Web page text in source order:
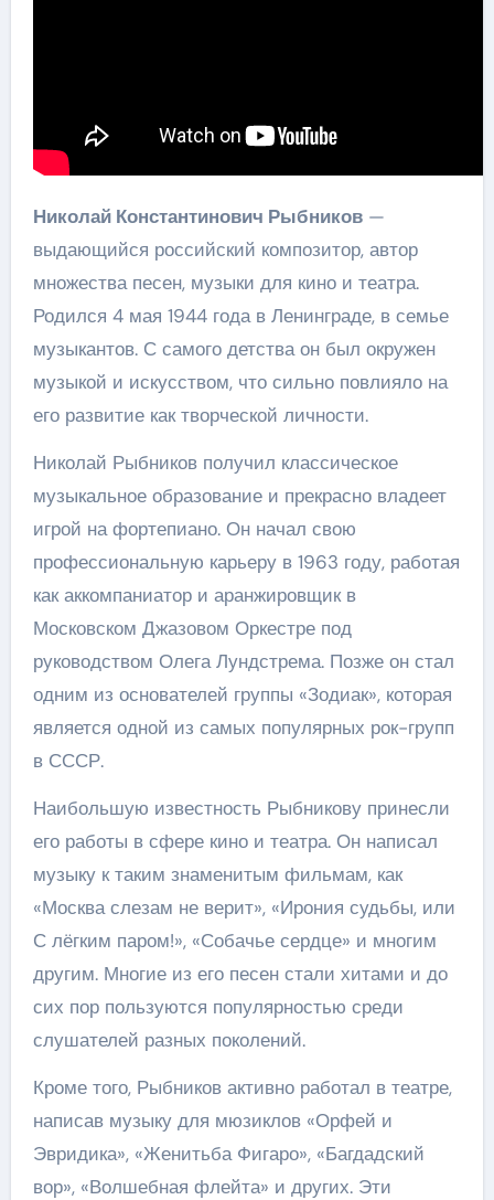
Николай Константинович Рыбников—
выдающийся российский композитор, автор
множества песен, музыки для кино и театра.
Родился 4 мая 1944 года в Ленинграде, в семье
музыкантов. С самого детства он был окружен
музыкой и искусством, что сильно повлияло на
его развитие как творческой личности.
Николай Рыбников получил классическое
музыкальное образование и прекрасно владеет
игрой на фортепиано. Он начал свою
профессиональную карьеру в 1963 году, работая
как аккомпаниатор и аранжировщик в
Московском Джазовом Оркестре под
руководством Олега Лундстрема. Позже он стал
одним из основателей группы «Зодиак», которая
является одной из самых популярных рок-групп
в СССР.
Наибольшую известность Рыбникову принесли
его работы в сфере кино и театра. Он написал
музыку к таким знаменитым фильмам, как
«Москва слезам не верит», «Ирония судьбы, или
С лёгким паром!», «Собачье сердце» и многим
другим. Многие из его песен стали хитами и до
сих пор пользуются популярностью среди
слушателей разных поколений.
Кроме того, Рыбников активно работал в театре,
написав музыку для мюзиклов «Орфей и
Эвридика», «Женитьба Фигаро», «Багдадский
вор», «Волшебная флейта» и других. Эти